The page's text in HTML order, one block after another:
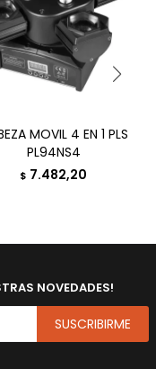
MOVIL 4 EN 1 PLS
PL94NS4
$ 7.482,20
NOVEDADES!
SUSCRIBIRME